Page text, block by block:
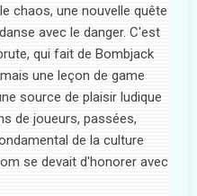
chaos, une nouvelle quête
avec le danger. C'est
qui fait de Bombjack
une leçon de game
source de plaisir ludique
de joueurs, passées,
de la culture
se devait d'honorer avec